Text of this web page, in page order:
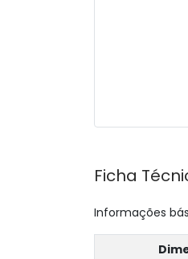
Ficha
Informações